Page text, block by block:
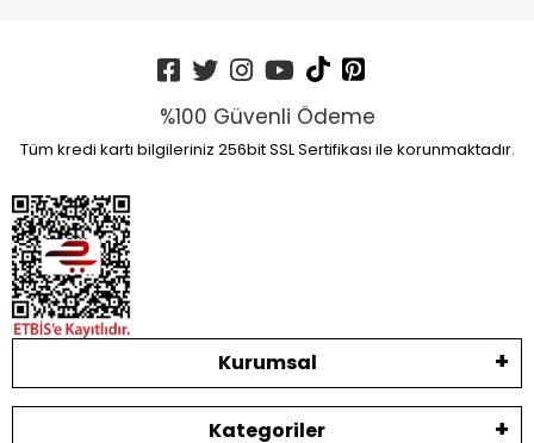
%100 Güvenli Ödeme
Tüm kredi kartı bilgileriniz 256bit SSL Sertifikası ile korunmaktadır.
Kurumsal
Kategoriler